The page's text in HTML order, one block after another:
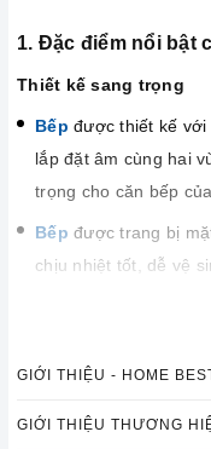
1. Đặc điểm nổi bật
Thiết kế sang trọng
Bếp được thiết kế với
lắp đặt âm cùng hai
trọng cho căn bếp
Bếp được trang bị
chịu nhiệt tốt, dễ vệ
Mâm từ đường kính
Công nghệ
GIỚI THIỆU - HOME
GIỚI THIỆU THƯƠNG